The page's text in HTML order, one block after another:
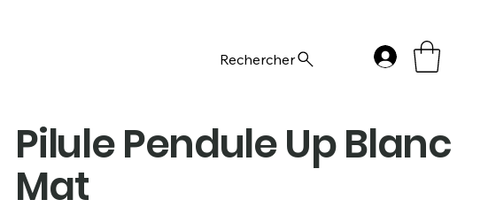
Rechercher
Pilule Pendule Up Blanc
Mat